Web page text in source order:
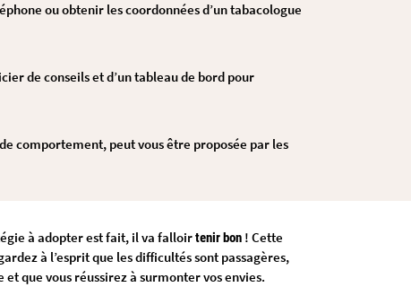
ou obtenir les coordonnées d’un tabacologue
de conseils et d’un tableau de bord pour
comportement, peut vous être proposée par les
à adopter est fait, il va falloirtenir bon ! Cette
à l’esprit que les difficultés sont passagères,
que vous réussirez à surmonter vos envies.